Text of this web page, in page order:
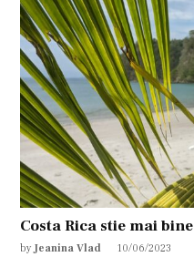
Costa Rica stie mai bine
by Jeanina Vlad 10/06/2023